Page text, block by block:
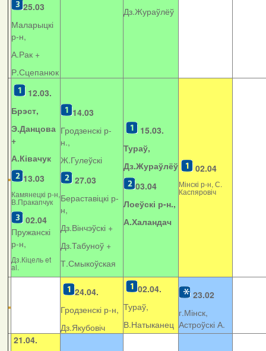
25.03
Маларыцкі
р-н,
А.Рак +
Р.Сцепанюк
Дз.Жураўлёў
12.03.
Брэст,
Э.Данцова
+
А.Ківачук
13.03
Камянецкі р-н,
В.Пракапчук
02.04
Пружанскі
р-н,
Дз.Кіцель et
al.
14.03
Гродзенскі р-
н.,
Ж.Гулеўскі
27.03
Бераставіцкі р-
н,
Дз.Вінчэўскі +
Дз.Табуноў +
Т.Смыкоўская
15.03.
Тураў,
Дз.Жураўлёў
03.04
Лоеўскі р-н.,
А.Халандач
02.04
Мінскі р-н, С.
Каспяровіч
24.04.
Гродзенскі р-н,
Дз.Якубовіч
02.04.
Тураў,
В.Натыканец
23.02
г.Мінск,
Астроўскі А.
21.04.